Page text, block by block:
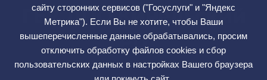
сайту сторонних сервисов ("Госуслуги" и "Яндекс
Метрика"). Если Вы не хотите, чтобы Ваши
вышеперечисленные данные обрабатывались, просим
отключить обработку файлов cookies и сбор
пользовательских данных в настройках Вашего браузера
ГБУ ДПО Кинельский
РЦ
СМИ ЭЛ № ФС 77 — 75564